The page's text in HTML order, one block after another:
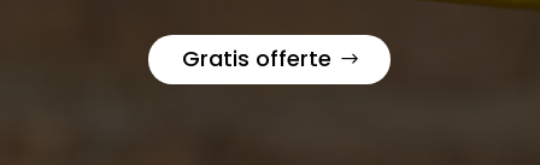
Gratis offerte